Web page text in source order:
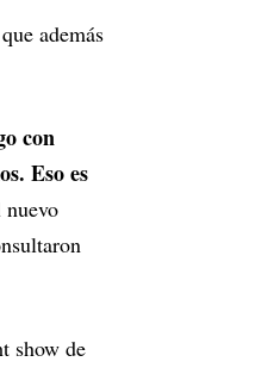
además
con
Eso es
nuevo
show de